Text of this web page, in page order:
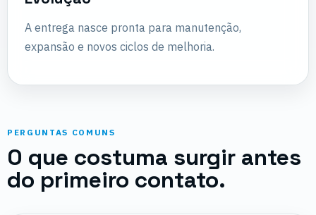
A entrega nasce pronta para manutenção,
expansão e novos ciclos de melhoria.
PERGUNTAS COMUNS
O que costuma surgir antes
do primeiro contato.